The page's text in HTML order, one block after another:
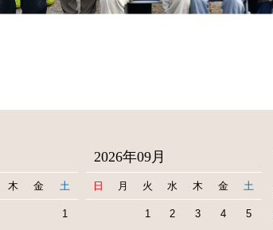
木 金 土
1
2026年09月
日 月 火 水 木 金 土
1 2 3 4 5